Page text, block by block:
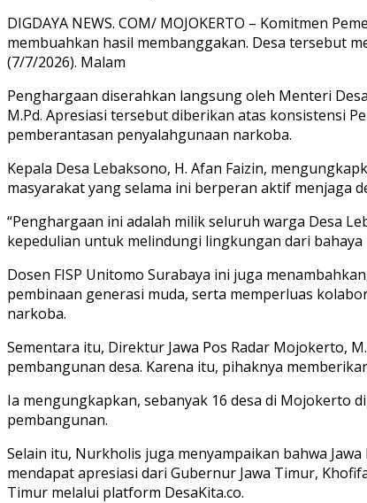
DIGDAYA NEWS. COM/ MOJOKERTO – Komitmen
membuahkan hasil membanggakan. Desa tersebut
(7/7/2026). Malam
Penghargaan diserahkan langsung oleh Menteri
M.Pd. Apresiasi tersebut diberikan atas konsistensi
pemberantasan penyalahgunaan narkoba.
Kepala Desa Lebaksono, H. Afan Faizin,
masyarakat yang selama ini berperan aktif menjaga
“Penghargaan ini adalah milik seluruh warga Desa
kepedulian untuk melindungi lingkungan dari bahaya
Dosen FISP Unitomo Surabaya ini juga
pembinaan generasi muda, serta memperluas
narkoba.
Sementara itu, Direktur Jawa Pos Radar Mojokerto,
pembangunan desa. Karena itu, pihaknya
Ia mengungkapkan, sebanyak 16 desa di Mojokerto
pembangunan.
Selain itu, Nurkholis juga menyampaikan bahwa
mendapat apresiasi dari Gubernur Jawa Timur,
Timur melalui platform DesaKita.co.